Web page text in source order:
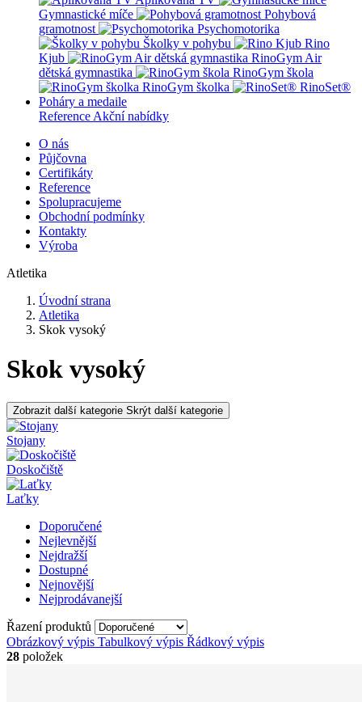
Gymnastické míče
Pohybová
gramotnost
Psychomotorika
Školky v pohybu
Rino
Kjub
RinoGym Air
dětská gymnastika
RinoGym škola
RinoGym školka
RinoSet®
Poháry a medaile
Reference Akční nabídky
O nás
Půjčovna
Certifikáty
Reference
Spolupracujeme
Obchodní podmínky
Kontakty
Výroba
Atletika
Úvodní strana
Atletika
Skok vysoký
Skok vysoký
Zobrazit další kategorie Skrýt další kategorie
Stojany
Doskočiště
Laťky
Doporučené
Nejlevnější
Nejdražší
Dostupné
Nejnovější
Nejprodávanejší
Řazení produktů
Obrázkový výpis Tabulkový výpis Řádkový výpis
28 položek